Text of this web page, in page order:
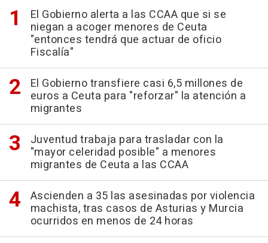
El Gobierno alerta a las CCAA que si se
niegan a acoger menores de Ceuta
"entonces tendrá que actuar de oficio
Fiscalía"
El Gobierno transfiere casi 6,5 millones de
euros a Ceuta para "reforzar" la atención a
migrantes
Juventud trabaja para trasladar con la
"mayor celeridad posible" a menores
migrantes de Ceuta a las CCAA
Ascienden a 35 las asesinadas por violencia
machista, tras casos de Asturias y Murcia
ocurridos en menos de 24 horas